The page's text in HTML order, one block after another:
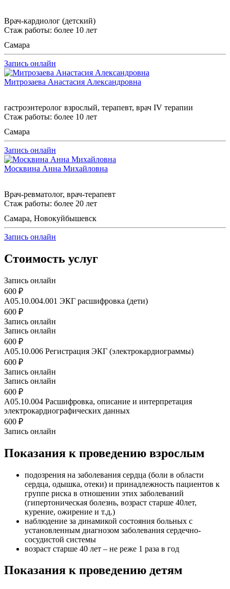
Врач-кардиолог (детский)
Стаж работы: более 10 лет
Самара
Запись онлайн
Митрозаева Анастасия Александровна
гастроэнтеролог взрослый, терапевт, врач IV терапии
Стаж работы: более 10 лет
Самара
Запись онлайн
Москвина Анна Михайловна
Врач-ревматолог, врач-терапевт
Стаж работы: более 20 лет
Самара, Новокуйбышевск
Запись онлайн
Стоимость услуг
Запись онлайн
600 ₽
A05.10.004.001 ЭКГ расшифровка (дети)
600 ₽
Запись онлайн
Запись онлайн
600 ₽
A05.10.006 Регистрация ЭКГ (электрокардиограммы)
600 ₽
Запись онлайн
Запись онлайн
600 ₽
A05.10.004 Расшифровка, описание и интерпретация
электрокардиографических данных
600 ₽
Запись онлайн
Показания к проведению взрослым
подозрения на заболевания сердца (боли в области
сердца, одышка, отеки) и принадлежность пациентов к
группе риска в отношении этих заболеваний
(гипертоническая болезнь, возраст старше 40лет,
курение, ожирение и т.д.)
наблюдение за динамикой состояния больных с
установленным диагнозом заболевания сердечно-
сосудистой системы
возраст старше 40 лет – не реже 1 раза в год
Показания к проведению детям